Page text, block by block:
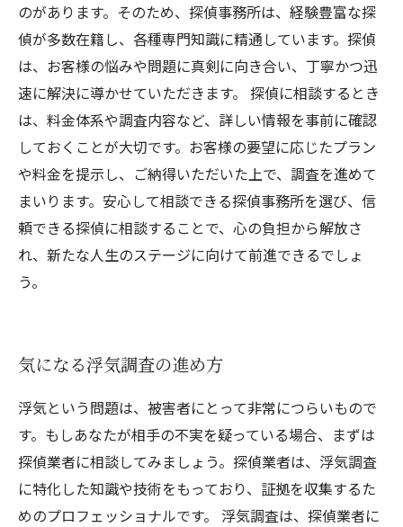
のがあります。そのため、探偵事務所は、経験豊富な探
偵が多数在籍し、各種専門知識に精通しています。探偵
は、お客様の悩みや問題に真剣に向き合い、丁寧かつ迅
速に解決に導かせていただきます。 探偵に相談するとき
は、料金体系や調査内容など、詳しい情報を事前に確認
しておくことが大切です。お客様の要望に応じたプラン
や料金を提示し、ご納得いただいた上で、調査を進めて
まいります。安心して相談できる探偵事務所を選び、信
頼できる探偵に相談することで、心の負担から解放さ
れ、新たな人生のステージに向けて前進できるでしょ
う。
気になる浮気調査の進め方
浮気という問題は、被害者にとって非常につらいもので
す。もしあなたが相手の不実を疑っている場合、まずは
探偵業者に相談してみましょう。探偵業者は、浮気調査
に特化した知識や技術をもっており、証拠を収集するた
めのプロフェッショナルです。 浮気調査は、探偵業者に